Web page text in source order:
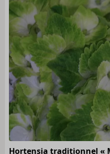
Hortensia traditionnel «